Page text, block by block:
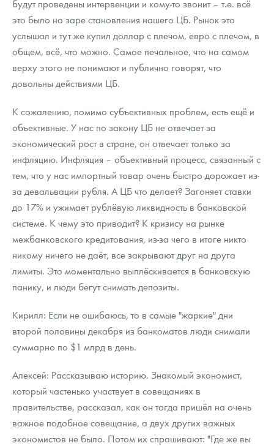
будут проведены интервенции и кому-то звонит – т.е. всё
это было на заре становления нашего ЦБ. Рынок это
услышал и тут же купил доллар с плечом, евро с плечом, в
общем, всё, что можно. Самое печальное, что на самом
верху этого не понимают и публично говорят, что
довольны действиями ЦБ.
К сожалению, помимо субъективных проблем, есть ещё и
объективные. У нас по закону ЦБ не отвечает за
экономический рост в стране, он отвечает только за
инфляцию. Инфляция – объективный процесс, связанный с
тем, что у нас импортный товар очень быстро дорожает из-
за девальвации рубля. А ЦБ что делает? Загоняет ставки
до 17% и ужимает рублёвую ликвидность в банковской
системе. К чему это приводит? К кризису на рынке
межбанковского кредитования, из-за чего в итоге никто
никому ничего не даёт, все закрывают друг на друга
лимиты. Это моментально выплёскивается в банковскую
панику, и люди бегут снимать депозиты.
Кирилл: Если не ошибаюсь, то в самые "жаркие" дни
второй половины декабря из банкоматов люди снимали
суммарно по $1 млрд в день.
Алексей: Рассказываю историю. Знакомый экономист,
который частенько участвует в совещаниях в
правительстве, рассказал, как он тогда пришёл на очень
важное подобное совещание, а двух других важных
экономистов не было. Потом их спрашивают: "Где же вы